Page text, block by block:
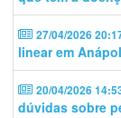
27/04/2026
linear em
20/04/2026
dúvidas sobre